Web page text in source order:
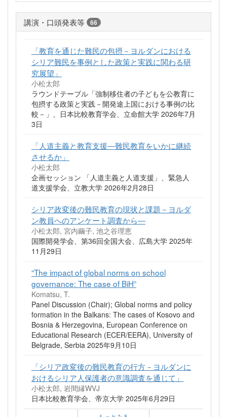
講演・口頭発表等 66
「教育を通じた難民の包摂－ヨルダンにおける
シリア難民を事例とした政策と実践に関わる研
究展望」
小松太郎
ラウンドテーブル「強制移住者の子どもを公教育に
包摂する政策と実践－開発途上国における事例の比
較－」、日本比較教育学会、立命館大学 2026年7月
3日
「人道主義と教育支援―難民教育をいかに継続
させるか」
小松太郎
企画セッション 「人道主義と人道支援」、緊急人
道支援学会、立教大学 2026年2月28日
シリア政変後の難民教育の現状と課題－ヨルダ
ン教員へのアンケート調査から―
小松太郎, 宮内繭子, 池之谷理恵
国際開発学会、第36回全国大会、広島大学 2025年
11月29日
“The impact of global norms on school
governance: The case of BiH”
Komatsu, T.
Panel Discussion (Chair); Global norms and policy
formation in the Balkans: The cases of Kosovo and
Bosnia & Herzegovina, European Conference on
Educational Research (ECER/EERA), University of
Belgrade, Serbia 2025年9月10日
「シリア政変後の難民教育の行方－ヨルダンに
おけるシリア人保護者の意識調査を通じて」
小松太郎, 岩間縁WVJ
日本比較教育学会、帝京大学 2025年6月29日